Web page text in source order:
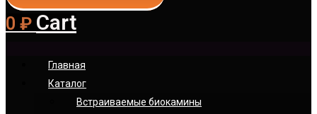
0 ₽ Cart
Главная
Каталог
Встраиваемые биокамины